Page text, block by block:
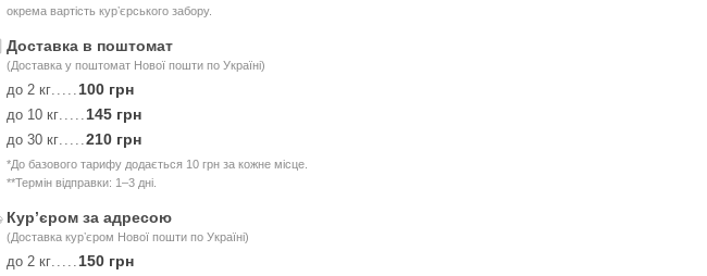
окрема вартість курʼєрського забору.
Доставка в поштомат
(Доставка у поштомат Нової пошти по Україні)
до 2 кг..... 100 грн
до 10 кг..... 145 грн
до 30 кг.....210 грн
*До базового тарифу додається 10 грн за кожне місце.
**Термін відправки: 1–3 дні.
Курʼєром за адресою
(Доставка курʼєром Нової пошти по Україні)
до 2 кг..... 150 грн